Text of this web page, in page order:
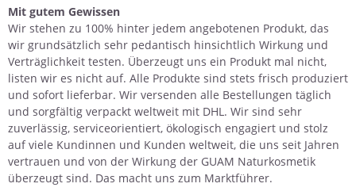
Mit gutem Gewissen
Wir stehen zu 100% hinter jedem angebotenen Produkt, das
wir grundsätzlich sehr pedantisch hinsichtlich Wirkung und
Verträglichkeit testen. Überzeugt uns ein Produkt mal nicht,
listen wir es nicht auf. Alle Produkte sind stets frisch produziert
und sofort lieferbar. Wir versenden alle Bestellungen täglich
und sorgfältig verpackt weltweit mit DHL. Wir sind sehr
zuverlässig, serviceorientiert, ökologisch engagiert und stolz
auf viele Kundinnen und Kunden weltweit, die uns seit Jahren
vertrauen und von der Wirkung der GUAM Naturkosmetik
überzeugt sind. Das macht uns zum Marktführer.